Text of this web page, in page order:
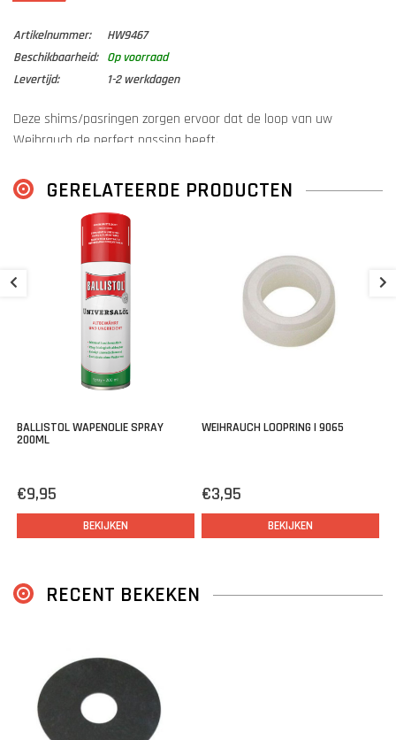
Artikelnummer:
HW9467
Beschikbaarheid:
Op voorraad
Levertijd:
1-2 werkdagen
Deze shims/pasringen zorgen ervoor dat de loop van uw
Weihrauch de perfect passing heeft.
Per stuk verkocht.
GERELATEERDE PRODUCTEN
BALLISTOL WAPENOLIE SPRAY
200ML
€9,95
BEKIJKEN
WEIHRAUCH LOOPRING | 9065
€3,95
BEKIJKEN
RECENT BEKEKEN